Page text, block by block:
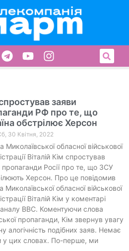
заяви
РФ про те, що
обстрілює Херсон
30 Квітня, 2022
Миколаївської обласної військової
Віталій Кім спростував
пропаганди Росії про те, що ЗСУ
Херсон. Про це повідомив
Миколаївської обласної військової
Віталій Кім у коментарі
ВВС. Коментуючи слова
пропаганди, Кім звернув увагу
алогічність подібних заяв. Немає
у цих словах. По-перше, ми